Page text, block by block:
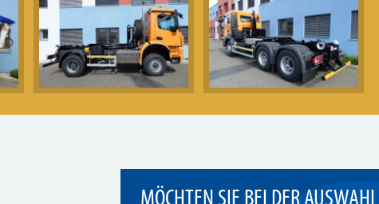
MÖCHTEN SIE BEI DER AUSWAHL